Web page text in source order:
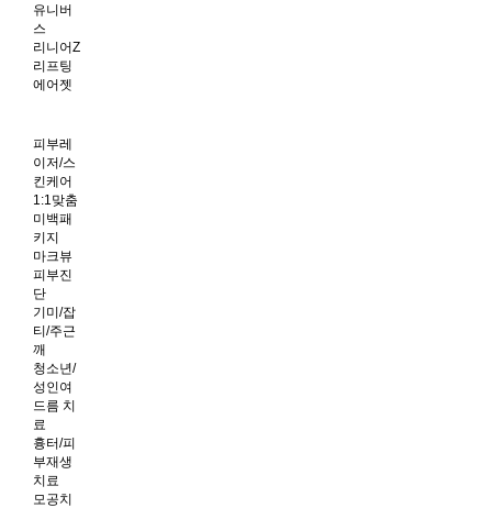
유니버
스
리니어Z
리프팅
에어젯
피부레
이저/스
킨케어
1:1맞춤
미백패
키지
마크뷰
피부진
단
기미/잡
티/주근
깨
청소년/
성인여
드름 치
료
흉터/피
부재생
치료
모공치